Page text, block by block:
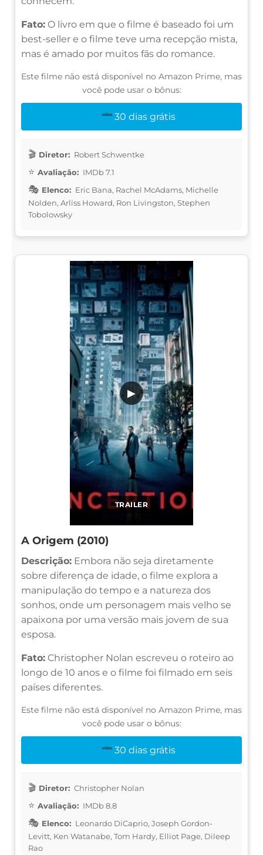
Fato: O livro em que o filme é baseado foi um
best-seller e o filme teve uma recepção mista,
mas é amado por muitos fãs do romance.
Este filme não está disponível no Amazon Prime, mas
você pode usar o bônus:
30 dias grátis
Diretor: Robert Schwentke
Avaliação: IMDb 7.1
Elenco: Eric Bana, Rachel McAdams, Michelle
Nolden, Arliss Howard, Ron Livingston, Stephen
Tobolowsky
TRAILER
▶
A Origem (2010)
Descrição: Embora não seja diretamente
sobre diferença de idade, o filme explora a
manipulação do tempo e a natureza dos
sonhos, onde um personagem mais velho se
apaixona por uma versão mais jovem de sua
esposa.
Fato: Christopher Nolan escreveu o roteiro ao
longo de 10 anos e o filme foi filmado em seis
países diferentes.
Este filme não está disponível no Amazon Prime, mas
você pode usar o bônus:
30 dias grátis
Diretor: Christopher Nolan
Avaliação: IMDb 8.8
Elenco: Leonardo DiCaprio, Joseph Gordon-
Levitt, Ken Watanabe, Tom Hardy, Elliot Page, Dileep
Rao